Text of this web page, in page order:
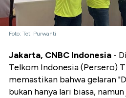
Foto: Teti Purwanti
Jakarta, CNBC Indonesia -
Telkom Indonesia (Persero)
memastikan bahwa gelaran
bukan hanya lari biasa,